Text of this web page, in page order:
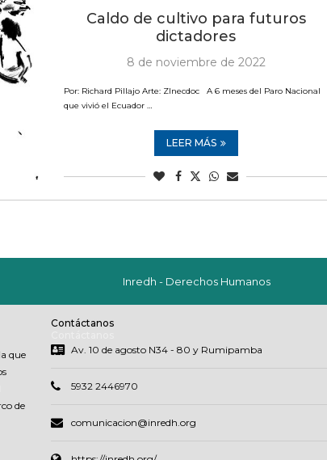
Caldo de cultivo para futuros
dictadores
8 de noviembre de 2022
Por: Richard Pillajo Arte: ZInecdoc A 6 meses del Paro Nacional
que vivió el Ecuador …
LEER MÁS
Inredh - Derechos Humanos
que
de
Contáctanos
Av. 10 de agosto N34 - 80 y Rumipamba
5932 2446970
comunicacion@inredh.org